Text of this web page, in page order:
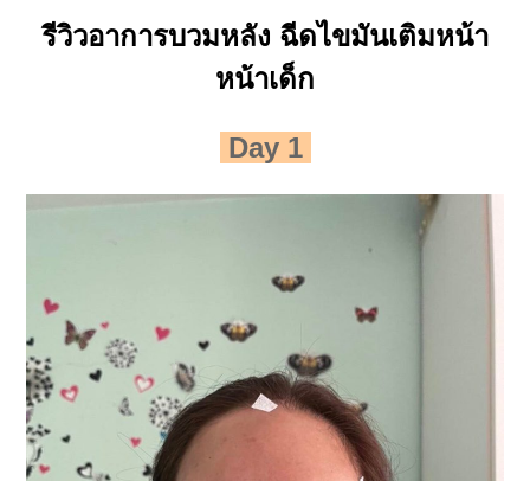
รีวิวอาการบวมหลัง ฉีดไขมันเติมหน้า
หน้าเด็ก
Day 1